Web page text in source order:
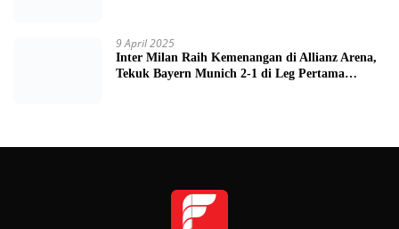
9 April 2025
Inter Milan Raih Kemenangan di Allianz Arena,
Tekuk Bayern Munich 2-1 di Leg Pertama